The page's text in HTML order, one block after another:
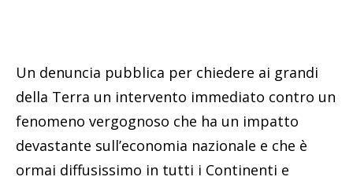
Un denuncia pubblica per chiedere ai grandi
della Terra un intervento immediato contro un
fenomeno vergognoso che ha un impatto
devastante sull’economia nazionale e che è
ormai diffusissimo in tutti i Continenti e